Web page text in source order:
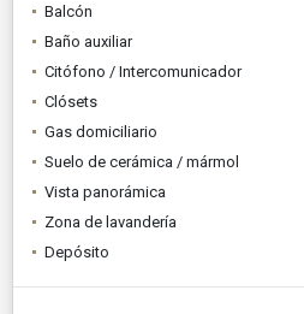
Balcón
Baño auxiliar
Citófono / Intercomunicador
Clósets
Gas domiciliario
Suelo de cerámica / mármol
Vista panorámica
Zona de lavandería
Depósito